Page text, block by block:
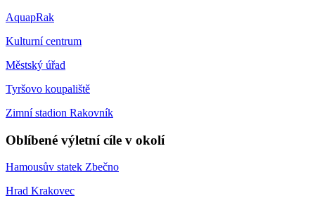
AquapRak
Kulturní centrum
Městský úřad
Tyršovo koupaliště
Zimní stadion Rakovník
Oblíbené výletní cíle v okolí
Hamousův statek Zbečno
Hrad Krakovec